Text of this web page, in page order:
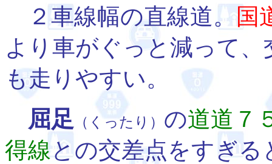
２車線幅の直線道。国
より車がぐっと減って、
も走りやすい。
屈足
（くったり） の道道７
得線との交差点をすぎ